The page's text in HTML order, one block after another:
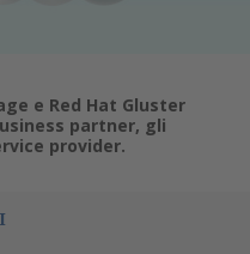
e Red Hat Gluster
partner, gli
provider.